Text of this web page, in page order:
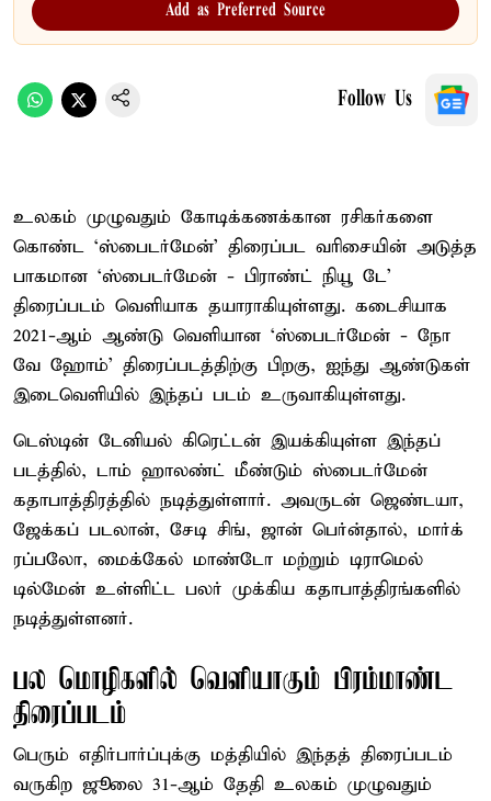
Add as Preferred Source
Follow Us
உலகம் முழுவதும் கோடிக்கணக்கான ரசிகர்களை
கொண்ட ‘ஸ்பைடர்மேன்’ திரைப்பட வரிசையின் அடுத்த
பாகமான ‘ஸ்பைடர்மேன் - பிராண்ட் நியூ டே’
திரைப்படம் வெளியாக தயாராகியுள்ளது. கடைசியாக
2021-ஆம் ஆண்டு வெளியான ‘ஸ்பைடர்மேன் - நோ
வே ஹோம்’ திரைப்படத்திற்கு பிறகு, ஐந்து ஆண்டுகள்
இடைவெளியில் இந்தப் படம் உருவாகியுள்ளது.
டெஸ்டின் டேனியல் கிரெட்டன் இயக்கியுள்ள இந்தப்
படத்தில், டாம் ஹாலண்ட் மீண்டும் ஸ்பைடர்மேன்
கதாபாத்திரத்தில் நடித்துள்ளார். அவருடன் ஜெண்டயா,
ஜேக்கப் படலான், சேடி சிங், ஜான் பெர்ன்தால், மார்க்
ரப்பலோ, மைக்கேல் மாண்டோ மற்றும் டிராமெல்
டில்மேன் உள்ளிட்ட பலர் முக்கிய கதாபாத்திரங்களில்
நடித்துள்ளனர்.
பல மொழிகளில் வெளியாகும் பிரம்மாண்ட
திரைப்படம்
பெரும் எதிர்பார்ப்புக்கு மத்தியில் இந்தத் திரைப்படம்
வருகிற ஜூலை 31-ஆம் தேதி உலகம் முழுவதும்